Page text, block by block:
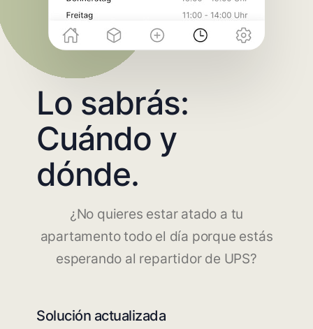
Lo sabrás:
Cuándo y
dónde.
¿No quieres estar atado a tu
apartamento todo el día porque estás
esperando al repartidor de UPS?
Solución actualizada